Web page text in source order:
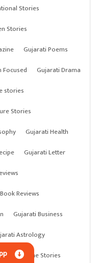
Stories
Stories
Gujarati Poems
Gujarati Drama
stories
Stories
Gujarati Health
Gujarati Letter
Reviews
Gujarati Business
Astrology
Crime Stories